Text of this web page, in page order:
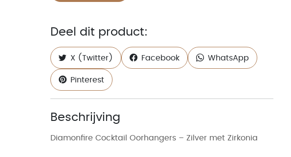
Deel dit product:
X (Twitter) Facebook WhatsApp
Pinterest
Beschrijving
Diamonfire Cocktail Oorhangers – Zilver met Zirkonia